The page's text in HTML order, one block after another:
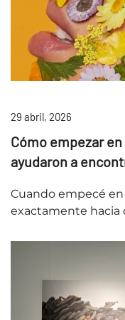
29 abril, 2026
Cómo empezar
ayudaron a
Cuando empecé en
exactamente hacia